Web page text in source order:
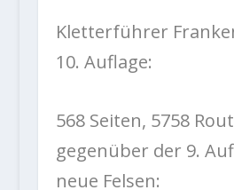
Kletterführer
10. Auflage:
568 Seiten, 5758
gegenüber der 9.
neue Felsen: